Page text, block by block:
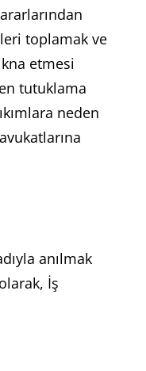
toplamak ve
etmesi
tutuklama
neden
anılmak
İş